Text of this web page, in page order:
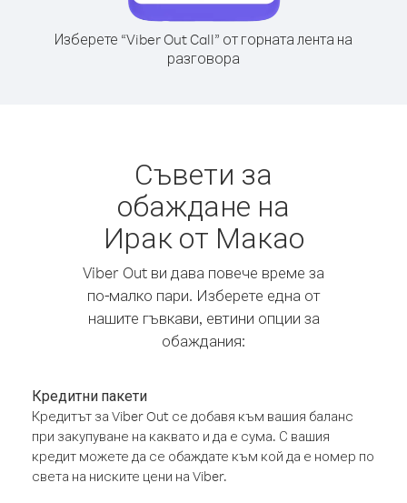
Изберете “Viber Out Call” от горната лента на
разговора
Съвети за
обаждане на
Ирак от Макао
Viber Out ви дава повече време за
по-малко пари. Изберете една от
нашите гъвкави, евтини опции за
обаждания:
Кредитни пакети
Кредитът за Viber Out се добавя към вашия баланс
при закупуване на каквато и да е сума. С вашия
кредит можете да се обаждате към кой да е номер по
света на ниските цени на Viber.